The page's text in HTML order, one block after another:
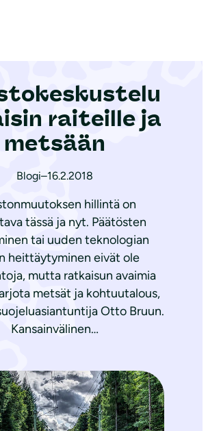
raiteille ja
metsään
Blogi–16.2.2018
hillintä on
tässä ja nyt. Päätösten
tai uuden teknologian
heittäytyminen eivät ole
mutta ratkaisun avaimia
metsät ja kohtuutalous,
Otto Bruun.
Kansainvälinen…